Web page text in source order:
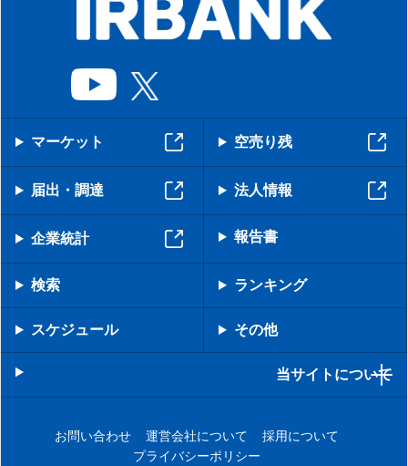
マーケット 空売り残
届出・調達 法人情報
企業統計 報告書
検索 ランキング
スケジュール その他
当サイトについて
お問い合わせ 運営会社について
採用について
プライバシーポリシー